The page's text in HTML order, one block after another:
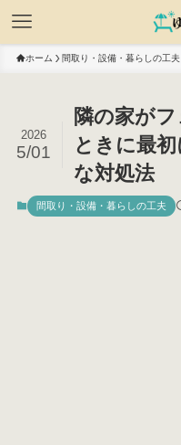
ホーム 間取り・設備・暮らしの工夫
隣の家が
ときに最
な対処法
2026
5/01
間取り・設備・暮らしの工夫